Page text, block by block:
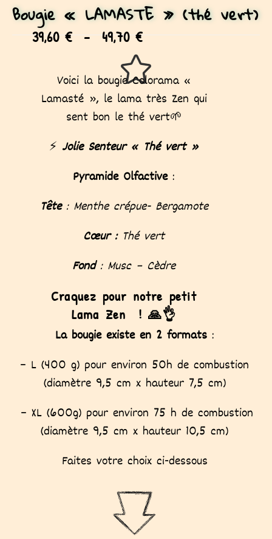
Bougie « LAMASTE » (thé vert)
39,60€ – 49,70€
Voici la bougie Colorama «
Lamasté », le lama très Zen qui
sent bon le thé vert🌱
⚡ Jolie Senteur « Thé vert »
Pyramide Olfactive:
Tête: Menthe crépue- Bergamote
Cœur :Thé vert
Fond: Musc – Cèdre
Craquez pour notre petit
Lama Zen ! 🙏👌
La bougie existe en 2 formats:
– L (400 g) pour environ 50h de combustion
(diamètre 9,5 cm x hauteur 7,5 cm)
– XL (600g) pour environ 75 h de combustion
(diamètre 9,5 cm x hauteur 10,5 cm)
Faites votre choix ci-dessous